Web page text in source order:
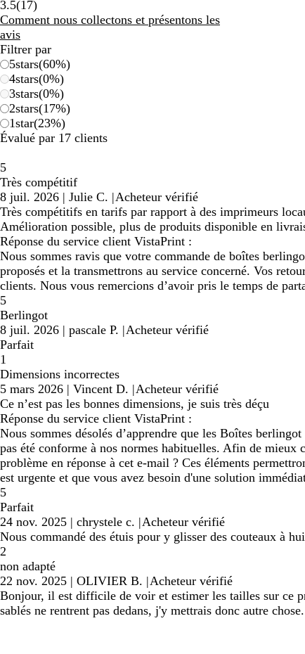
3.5(1717
avis
)
Comment nous collectons et présentons les
avis
Filtrer par
5stars(60%)
4stars(0%)
3stars(0%)
2stars(17%)
1star(23%)
Évalué par 17 clients
5
Très compétitif
8 juil. 2026 | Julie C. |Acheteur vérifié
Très compétitifs en tarifs par rapport à des imprimeurs
Amélioration possible, plus de produits disponible en
Réponse du service client VistaPrint :
Nous sommes ravis que votre commande de boîtes
proposés et la transmettrons au service concerné. Vos
clients. Nous vous remercions d’avoir pris le temps de
5
Berlingot
8 juil. 2026 | pascale P. |Acheteur vérifié
Parfait
1
Dimensions incorrectes
5 mars 2026 | Vincent D. |Acheteur vérifié
Ce n’est pas les bonnes dimensions, je suis très déçu
Réponse du service client VistaPrint :
Nous sommes désolés d’apprendre que les Boîtes
pas été conforme à nos normes habituelles. Afin de
problème en réponse à cet e-mail ? Ces éléments
est urgente et que vous avez besoin d'une solution
5
Parfait
24 nov. 2025 | chrystele c. |Acheteur vérifié
Nous commandé des étuis pour y glisser des couteaux à
2
non adapté
22 nov. 2025 | OLIVIER B. |Acheteur vérifié
Bonjour, il est difficile de voir et estimer les tailles sur ce
sablés ne rentrent pas dedans, j'y mettrais donc autre